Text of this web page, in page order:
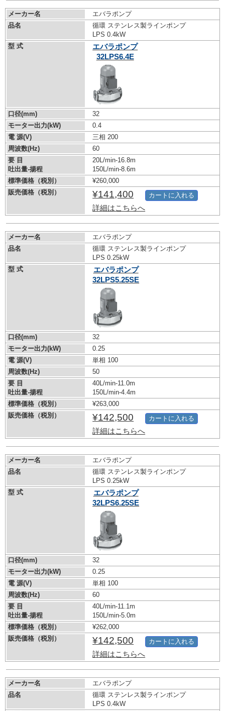
メーカー名
エバラポンプ
品名
循環 ステンレス製ラインポンプ
LPS 0.4kW
型 式
エバラポンプ
32LPS6.4E
口径(mm)
32
モーター出力(kW)
0.4
電 源(V)
三相 200
周波数(Hz)
60
要 目
吐出量-揚程
20L/min-16.8m
150L/min-8.6m
標準価格（税別）
¥260,000
販売価格（税別）
¥141,400
詳細はこちらへ
カートに入れる
メーカー名
エバラポンプ
品名
循環 ステンレス製ラインポンプ
LPS 0.25kW
型 式
エバラポンプ
32LPS5.25SE
口径(mm)
32
モーター出力(kW)
0.25
電 源(V)
単相 100
周波数(Hz)
50
要 目
吐出量-揚程
40L/min-11.0m
150L/min-4.4m
標準価格（税別）
¥263,000
販売価格（税別）
¥142,500
詳細はこちらへ
カートに入れる
メーカー名
エバラポンプ
品名
循環 ステンレス製ラインポンプ
LPS 0.25kW
型 式
エバラポンプ
32LPS6.25SE
口径(mm)
32
モーター出力(kW)
0.25
電 源(V)
単相 100
周波数(Hz)
60
要 目
吐出量-揚程
40L/min-11.1m
150L/min-5.0m
標準価格（税別）
¥262,000
販売価格（税別）
¥142,500
詳細はこちらへ
カートに入れる
メーカー名
エバラポンプ
品名
循環 ステンレス製ラインポンプ
LPS 0.4kW